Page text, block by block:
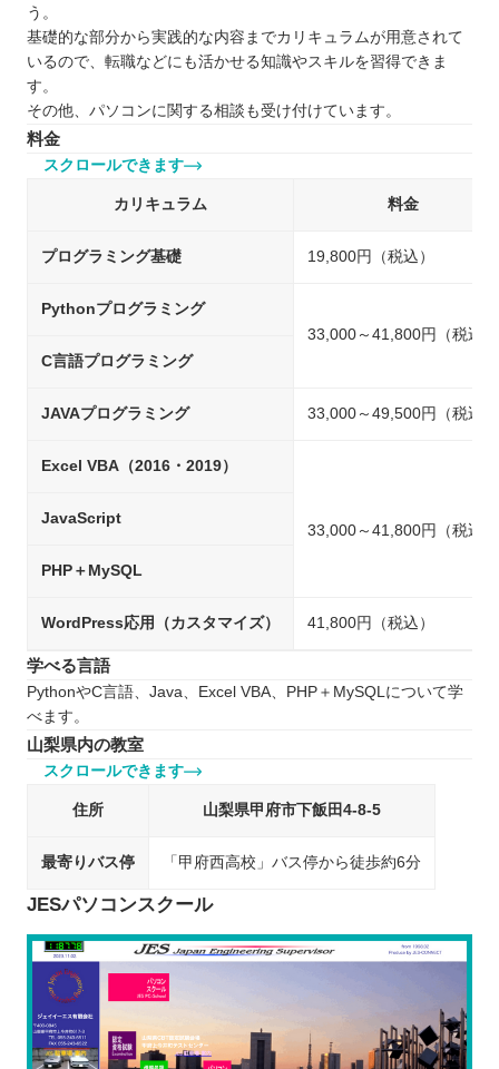
う。
基礎的な部分から実践的な内容までカリキュラムが用意されて
いるので、転職などにも活かせる知識やスキルを習得できま
す。
その他、パソコンに関する相談も受け付けています。
料金
スクロールできます
カリキュラム 料金
プログラミング基礎 19,800円（税込）
Pythonプログラミング
33,000～41,800円（税込）
C言語プログラミング
JAVAプログラミング 33,000～49,500円（税込）
Excel VBA（2016・2019）
33,000～41,800円（税込）
JavaScript
PHP＋MySQL
WordPress応用（カスタマイズ） 41,800円（税込）
学べる言語
PythonやC言語、Java、Excel VBA、PHP＋MySQLについて学
べます。
山梨県内の教室
スクロールできます
住所 山梨県甲府市下飯田4-8-5
最寄りバス停 「甲府西高校」バス停から徒歩約6分
JESパソコンスクール